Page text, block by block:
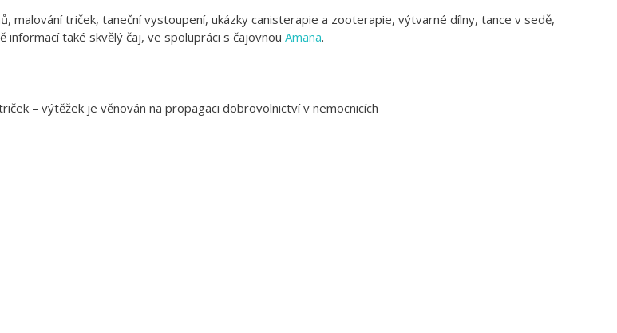
malování triček, taneční vystoupení, ukázky canisterapie a zooterapie, výtvarné dílny, tance v sedě,
informací také skvělý čaj, ve spolupráci s čajovnou Amana.
– výtěžek je věnován na propagaci dobrovolnictví v nemocnicích